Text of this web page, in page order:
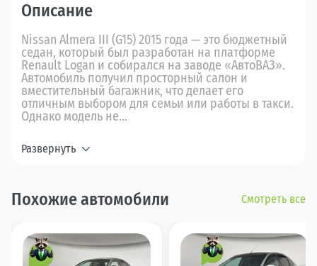
Описание
Nissan Almera III (G15) 2015 года — это бюджетный
седан, который был разработан на платформе
Renault Logan и собирался на заводе «АвтоВАЗ».
Автомобиль получил просторный салон и
вместительный багажник, что делает его
отличным выбором для семьи или работы в такси.
Однако модель не...
Развернуть
Похожие автомобили Смотреть все